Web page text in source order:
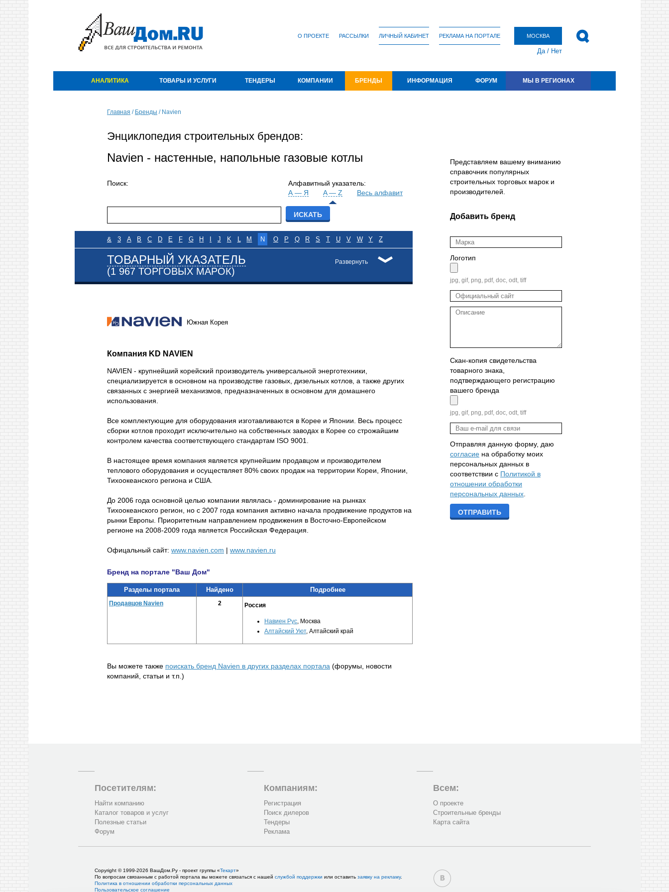
О ПРОЕКТЕ РАССЫЛКИ ЛИЧНЫЙ КАБИНЕТ РЕКЛАМА НА ПОРТАЛЕ МОСКВА
Да/ Нет
АНАЛИТИКА ТОВАРЫ И УСЛУГИ ТЕНДЕРЫ КОМПАНИИ БРЕНДЫ ИНФОРМАЦИЯ ФОРУМ МЫ В РЕГИОНАХ
Представляем вашему вниманию
справочник популярных
строительных торговых марок и
производителей.
Добавить бренд
Логотип
jpg, gif, png, pdf, doc, odt, tiff
Скан-копия свидетельства
товарного знака,
подтверждающего регистрацию
вашего бренда
jpg, gif, png, pdf, doc, odt, tiff
Отправляя данную форму, даю
согласие на обработку моих
персональных данных в
соответствии с Политикой в
отношении обработки
персональных данных
Главная / Бренды /Navien
Энциклопедия строительных брендов:
Navien - настенные, напольные газовые котлы
Алфавитный указатель:
А — Я
A — Z Весь алфавит
Поиск:
& 3 A B C D E F G H J K L M N O P Q R S T U V W Y Z
Развернуть
ТОВАРНЫЙ УКАЗАТЕЛЬ
(1 967 ТОРГОВЫХ МАРОК)
Южная Корея
Компания KD NAVIEN
NAVIEN - крупнейший корейский производитель универсальной энерготехники,
специализируется в основном на производстве газовых, дизельных котлов, а также других
связанных с энергией механизмов, предназначенных в основном для домашнего
использования.
Все комплектующие для оборудования изготавливаются в Корее и Японии. Весь процесс
сборки котлов проходит исключительно на собственных заводах в Корее со строжайшим
контролем качества соответствующего стандартам ISO 9001.
В настоящее время компания является крупнейшим продавцом и производителем
теплового оборудования и осуществляет 80% своих продаж на территории Кореи, Японии,
Тихоокеанского региона и США.
До 2006 года основной целью компании являлась - доминирование на рынках
Тихоокеанского регион, но с 2007 года компания активно начала продвижение продуктов на
рынки Европы. Приоритетным направлением продвижения в Восточно-Европейском
регионе на 2008-2009 года является Российская Федерация.
Офицальный сайт: www.navien.com | www.navien.ru
Бренд на портале "Ваш Дом"
Разделы портала Найдено Подробнее
Продавцов Navien 2 Россия
Навиен Рус, Москва
Алтайский Уют, Алтайский край
Вы можете также поискать бренд Navien в других разделах портала (форумы, новости
компаний, статьи и т.п.)
Посетителям:
Найти компанию
Каталог товаров и услуг
Полезные статьи
Форум
Компаниям:
Регистрация
Поиск дилеров
Тендеры
Реклама
Всем:
О проекте
Строительные бренды
Карта сайта
Copyright © 1999-2026 ВашДом.Ру - проект группы «Текарт»
По вопросам связанным с работой портала вы можете связаться с нашей службой поддержки или оставить заявку на рекламу.
Политика в отношении обработки персональных данных
Пользовательское соглашение